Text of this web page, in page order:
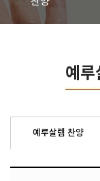
예
예루살렘 찬양